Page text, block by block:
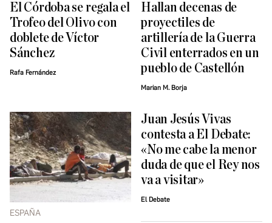
El Córdoba se regala el
Trofeo del Olivo con
doblete de Víctor
Sánchez
Rafa Fernández
Hallan decenas de
proyectiles de
artillería de la Guerra
Civil enterrados en un
pueblo de Castellón
Marian M. Borja
ESPAÑA
Juan Jesús Vivas
contesta a El Debate:
«No me cabe la menor
duda de que el Rey nos
va a visitar»
El Debate